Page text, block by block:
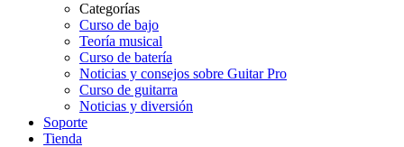
Categorías
Curso de bajo
Teoría musical
Curso de batería
Noticias y consejos sobre Guitar Pro
Curso de guitarra
Noticias y diversión
Soporte
Tienda